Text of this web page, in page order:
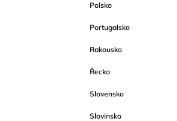
Polsko
Portugalsko
Rakousko
Řecko
Slovensko
Slovinsko